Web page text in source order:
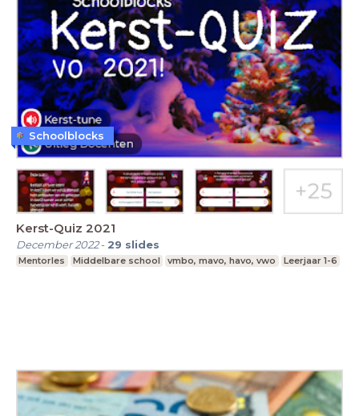
Kerst-Quiz 2021
December 2022- 29 slides
Mentorles Middelbare school vmbo, mavo, havo, vwo Leerjaar 1-6
Schoolblocks